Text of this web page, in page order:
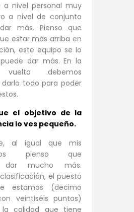
a nivel personal muy
a nivel de conjunto
más. Pienso que
estar más arriba en
este equipo se lo
dar más. En la
vuelta debemos
darlo todo para poder
el objetivo de la
lo ves pequeño.
al igual que mis
pienso que
dar mucho más.
el puesto
estamos (decimo
veintiséis puntos)
calidad que tiene